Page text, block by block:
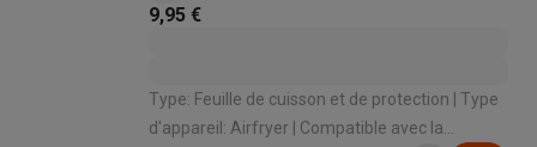
9,95 €
Type: Feuille de cuisson et de protection | Type
d'appareil: Airfryer | Compatible avec la